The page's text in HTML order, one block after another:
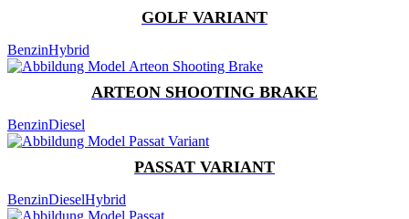
GOLF VARIANT
BenzinHybrid
ARTEON SHOOTING BRAKE
BenzinDiesel
PASSAT VARIANT
BenzinDieselHybrid